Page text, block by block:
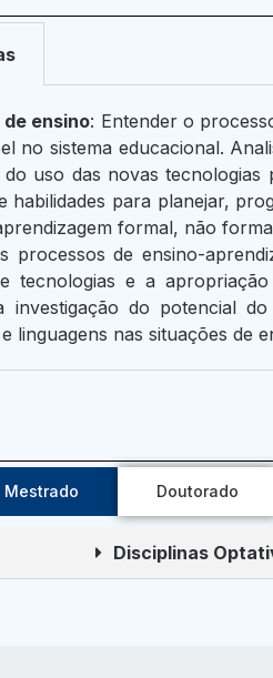
ensino: Entender o
no sistema educacional.
uso das novas
para planejar,
formal, não
processos de ensino-
tecnologias e a
investigação do potencial
linguagens nas situações de
Mestrado Doutorado
Disciplinas